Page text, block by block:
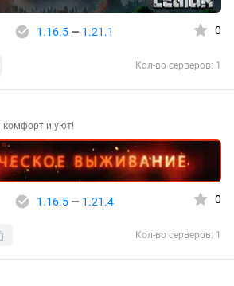
1.16.5— 1.21.1 0
Кол-во серверов: 1
комфорт и уют!
1.16.5— 1.21.4 0
Кол-во серверов: 1